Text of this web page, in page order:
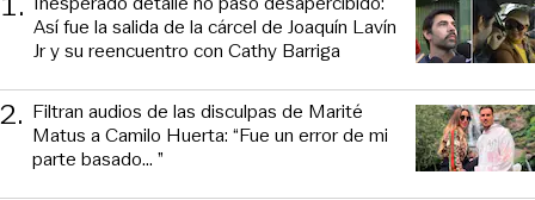
Así fue la salida de la cárcel de Joaquín Lavín
Jr y su reencuentro con Cathy Barriga
2. Filtran audios de las disculpas de Marité
Matus a Camilo Huerta: “Fue un error de mi
parte basado... ”